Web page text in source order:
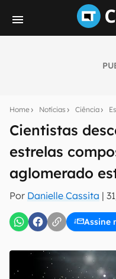
Home Notícias Ciência
Cientistas
estrelas
aglomerado
Por Danielle Cassita |
Assine
notícias e reviews
mão.
E-mail
Uso e Política de